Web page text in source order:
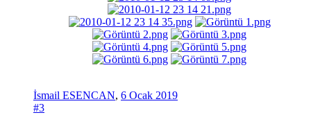
İsmail ESENCAN, 6 Ocak 2019
#3